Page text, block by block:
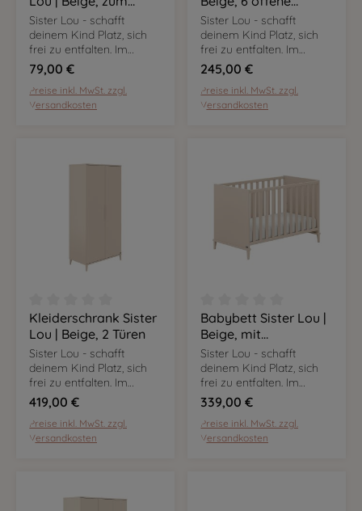
Umbau des
Babybetts 70 x 140
cm in ein Kinderbett
70 x 140 cm
Sister Lou - schafft
deinem Kind Platz, sich
frei zu entfalten. Im
angesagten Cashmere-
Beige sind die Möbel
flexibel nutzbar und
passen sich euren
79,00 €
Preise inkl. MwSt. zzgl.
Versandkosten
Fächer
Sister Lou - schafft
deinem Kind Platz, sich
frei zu entfalten. Im
angesagten Cashmere-
Beige sind die Möbel
flexibel nutzbar und
passen sich euren
245,00 €
Preise inkl. MwSt. zzgl.
Versandkosten
Durchschnittliche Bewertung von 0 von 5 Sternen
Kleiderschrank Sister
Lou | Beige, 2 Türen
Sister Lou - schafft
deinem Kind Platz, sich
frei zu entfalten. Im
angesagten Cashmere-
Beige sind die Möbel
flexibel nutzbar und
passen sich euren
419,00 €
Preise inkl. MwSt. zzgl.
Versandkosten
Durchschnittliche
Babybett Sister Lou |
Beige, mit
Massivholzanteil, 60 x
120 cm
Sister Lou - schafft
deinem Kind Platz, sich
frei zu entfalten. Im
angesagten Cashmere-
Beige sind die Möbel
flexibel nutzbar und
passen sich euren
339,00 €
Preise inkl. MwSt. zzgl.
Versandkosten